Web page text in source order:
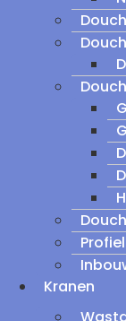
Kranen